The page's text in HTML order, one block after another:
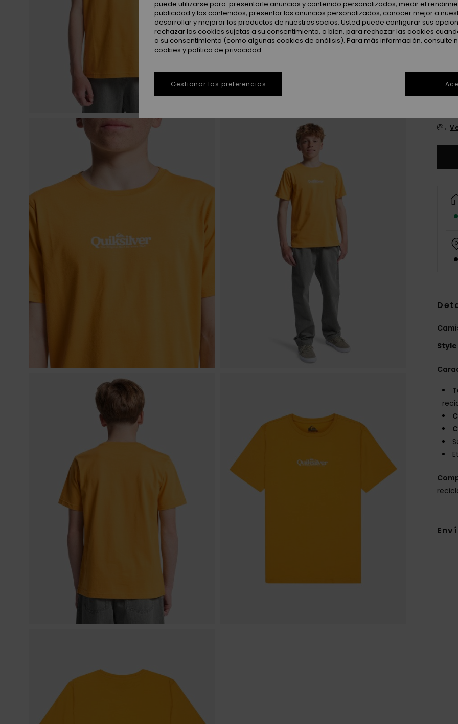
Color
Style
puede utilizarse para: presentarle anuncios y contenido personalizados, medir el
publicidad y los contenidos, presentar las anuncios personalizados, conocer mejor a
desarrollar y mejorar los productos de nuestros socios. Usted puede configurar sus
rechazar las cookies sujetas a su consentimiento, o bien, para rechazar las cookies
a su consentimiento (como algunas cookies de análisis). Para más información, consulte
cookies ypolítica de privacidad
Gestionar las preferencias